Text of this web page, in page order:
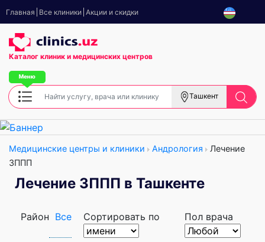
Главная Все клиники Акции и скидки
Каталог клиник и медицинских центров
Ташкент
Медицинские центры и клиники Андрология
Лечение
ЗППП
Лечение ЗППП в Ташкенте
Район Все Сортировать по Пол врача